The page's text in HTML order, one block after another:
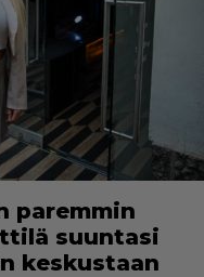
paremmin
suuntasi
keskustaan